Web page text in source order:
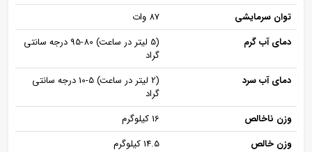
توان سرمایشی
87 وات
دمای آب گرم
(5 لیتر در ساعت) 80-95 درجه سانتی‌
گراد
دمای آب سرد
(2 لیتر در ساعت) 5-10 درجه سانتی‌
گراد
وزن ناخالص
16 کیلوگرم
وزن خالص
14.5 کیلوگرم